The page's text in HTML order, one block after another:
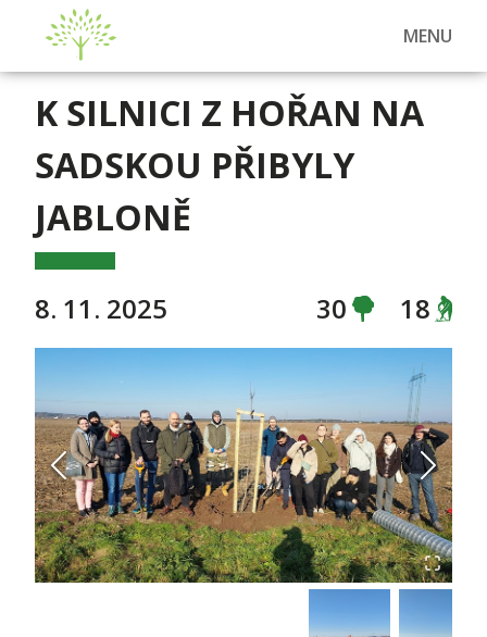
MENU
K SILNICI Z HOŘAN NA
SADSKOU PŘIBYLY
JABLONĚ
8. 11. 2025 30 18